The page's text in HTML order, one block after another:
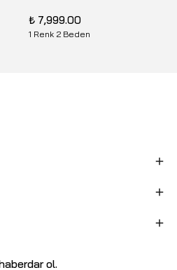
₺ 7,999.00
1 Renk 2 Beden
ol.